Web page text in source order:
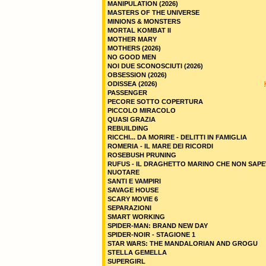
MANIPULATION (2026)
MASTERS OF THE UNIVERSE
MINIONS & MONSTERS
MORTAL KOMBAT II
MOTHER MARY
MOTHERS (2026)
NO GOOD MEN
NOI DUE SCONOSCIUTI (2026)
OBSESSION (2026)
ODISSEA (2026)
PASSENGER
PECORE SOTTO COPERTURA
PICCOLO MIRACOLO
QUASI GRAZIA
REBUILDING
RICCHI... DA MORIRE - DELITTI IN FAMIGLIA
ROMERIA - IL MARE DEI RICORDI
ROSEBUSH PRUNING
RUFUS - IL DRAGHETTO MARINO CHE NON
NUOTARE
SANTI E VAMPIRI
SAVAGE HOUSE
SCARY MOVIE 6
SEPARAZIONI
SMART WORKING
SPIDER-MAN: BRAND NEW DAY
SPIDER-NOIR - STAGIONE 1
STAR WARS: THE MANDALORIAN AND GROGU
STELLA GEMELLA
SUPERGIRL